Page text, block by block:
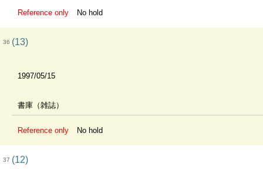
Reference only No hold
36 (13)
1997/05/15
書庫（雑誌）
Reference only No hold
37 (12)